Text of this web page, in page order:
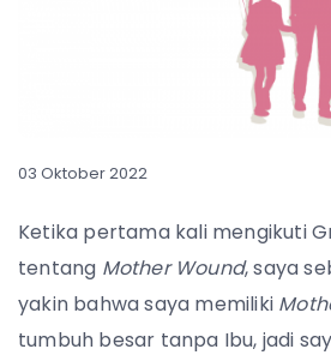
03 Oktober 2022
Ketika pertama kali mengikuti
tentang Mother Wound, saya
yakin bahwa saya memiliki
tumbuh besar tanpa Ibu, jadi